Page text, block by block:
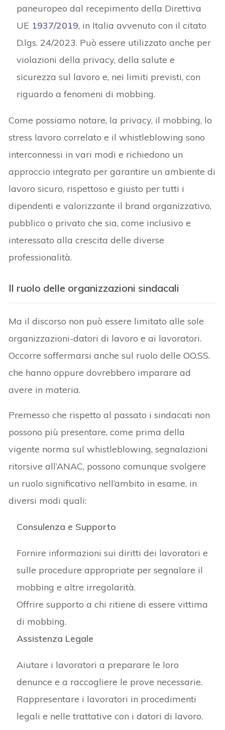
paneuropeo dal recepimento della Direttiva
UE 1937/2019, in Italia avvenuto con il citato
D.lgs. 24/2023. Può essere utilizzato anche per
violazioni della privacy, della salute e
sicurezza sul lavoro e, nei limiti previsti, con
riguardo a fenomeni di mobbing.
Come possiamo notare, la privacy, il mobbing, lo
stress lavoro correlato e il whistleblowing sono
interconnessi in vari modi e richiedono un
approccio integrato per garantire un ambiente di
lavoro sicuro, rispettoso e giusto per tutti i
dipendenti e valorizzante il brand organizzativo,
pubblico o privato che sia, come inclusivo e
interessato alla crescita delle diverse
professionalità.
Il ruolo delle organizzazioni sindacali
Ma il discorso non può essere limitato alle sole
organizzazioni-datori di lavoro e ai lavoratori.
Occorre soffermarsi anche sul ruolo delle OO.SS.
che hanno oppure dovrebbero imparare ad
avere in materia.
Premesso che rispetto al passato i sindacati non
possono più presentare, come prima della
vigente norma sul whistleblowing, segnalazioni
ritorsive all’ANAC, possono comunque svolgere
un ruolo significativo nell’ambito in esame, in
diversi modi quali:
Consulenza e Supporto
Fornire informazioni sui diritti dei lavoratori e
sulle procedure appropriate per segnalare il
mobbing e altre irregolarità.
Offrire supporto a chi ritiene di essere vittima
di mobbing.
Assistenza Legale
Aiutare i lavoratori a preparare le loro
denunce e a raccogliere le prove necessarie.
Rappresentare i lavoratori in procedimenti
legali e nelle trattative con i datori di lavoro.